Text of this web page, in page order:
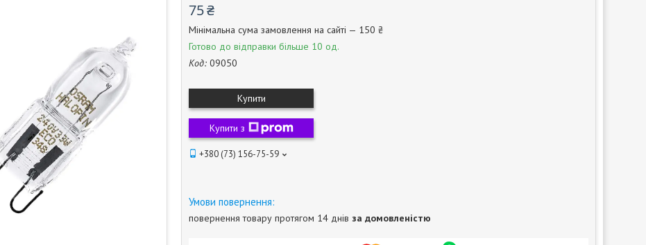
75 ₴
Мінімальна сума замовлення на сайті — 150 ₴
Готово до відправки більше 10 од.
Код: 09050
Купити
Купити з
+380 (73) 156-75-59
повернення товару протягом 14 днів за домовленістю